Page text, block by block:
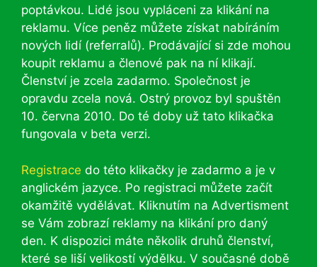
poptávkou. Lidé jsou vypláceni za klikání na
reklamu. Více peněz můžete získat nabíráním
nových lidí (referralů). Prodávající si zde mohou
koupit reklamu a členové pak na ní klikají.
Členství je zcela zadarmo. Společnost je
opravdu zcela nová. Ostrý provoz byl spuštěn
10. června 2010. Do té doby už tato klikačka
fungovala v beta verzi.
Registrace do této klikačky je zadarmo a je v
anglickém jazyce. Po registraci můžete začít
okamžitě vydělávat. Kliknutím na Advertisment
se Vám zobrazí reklamy na klikání pro daný
den. K dispozici máte několik druhů členství,
které se liší velikostí výdělku. V současné době